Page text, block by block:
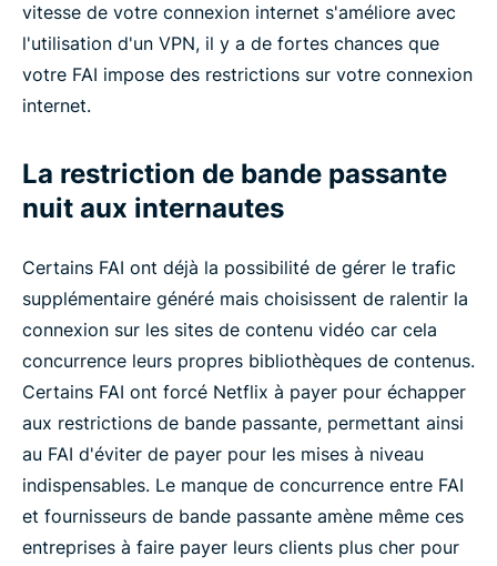
vitesse de votre connexion internet s'améliore avec
l'utilisation d'un VPN, il y a de fortes chances que
votre FAI impose des restrictions sur votre connexion
internet.
La restriction de bande passante
nuit aux internautes
Certains FAI ont déjà la possibilité de gérer le trafic
supplémentaire généré mais choisissent de ralentir la
connexion sur les sites de contenu vidéo car cela
concurrence leurs propres bibliothèques de contenus.
Certains FAI ont forcé Netflix à payer pour échapper
aux restrictions de bande passante, permettant ainsi
au FAI d'éviter de payer pour les mises à niveau
indispensables. Le manque de concurrence entre FAI
et fournisseurs de bande passante amène même ces
entreprises à faire payer leurs clients plus cher pour